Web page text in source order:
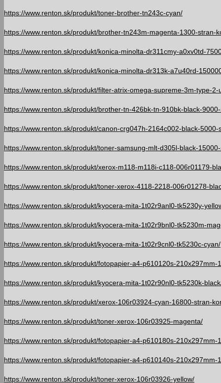
https://www.renton.sk/produkt/toner-brother-tn243c-cyan/
https://www.renton.sk/produkt/brother-tn243m-magenta-1300-stran-
https://www.renton.sk/produkt/konica-minolta-dr311cmy-a0xv0td-
https://www.renton.sk/produkt/konica-minolta-dr313k-a7u40rd-
https://www.renton.sk/produkt/filter-atrix-omega-supreme-3m-type-
https://www.renton.sk/produkt/brother-tn-426bk-tn-910bk-black-
https://www.renton.sk/produkt/canon-crg047h-2164c002-black-
https://www.renton.sk/produkt/toner-samsung-mlt-d305l-black-
https://www.renton.sk/produkt/xerox-m118-m118i-c118-006r01179-
https://www.renton.sk/produkt/toner-xerox-4118-2218-006r01278-
https://www.renton.sk/produkt/kyocera-mita-1t02r9anl0-tk5230y-
https://www.renton.sk/produkt/kyocera-mita-1t02r9bnl0-tk5230m-
https://www.renton.sk/produkt/kyocera-mita-1t02r9cnl0-tk5230c-cyan/
https://www.renton.sk/produkt/fotopapier-a4-p610120s-210x297mm-
https://www.renton.sk/produkt/kyocera-mita-1t02r90nl0-tk5230k-
https://www.renton.sk/produkt/xerox-106r03924-cyan-16800-stran-
https://www.renton.sk/produkt/toner-xerox-106r03925-magenta/
https://www.renton.sk/produkt/fotopapier-a4-p610180s-210x297mm-
https://www.renton.sk/produkt/fotopapier-a4-p610140s-210x297mm-
https://www.renton.sk/produkt/toner-xerox-106r03926-yellow/